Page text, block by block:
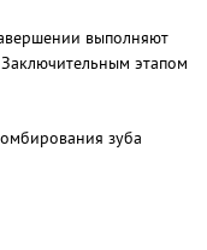
выполняют
этапом
зуба